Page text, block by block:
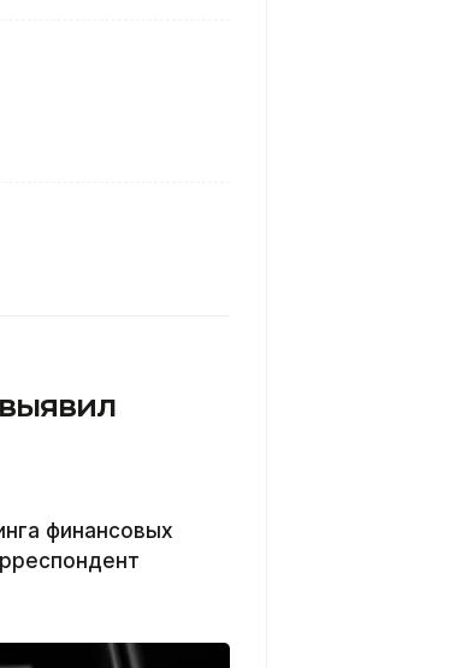
финансовых